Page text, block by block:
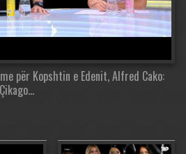
për Kopshtin e Edenit, Alfred Cako: